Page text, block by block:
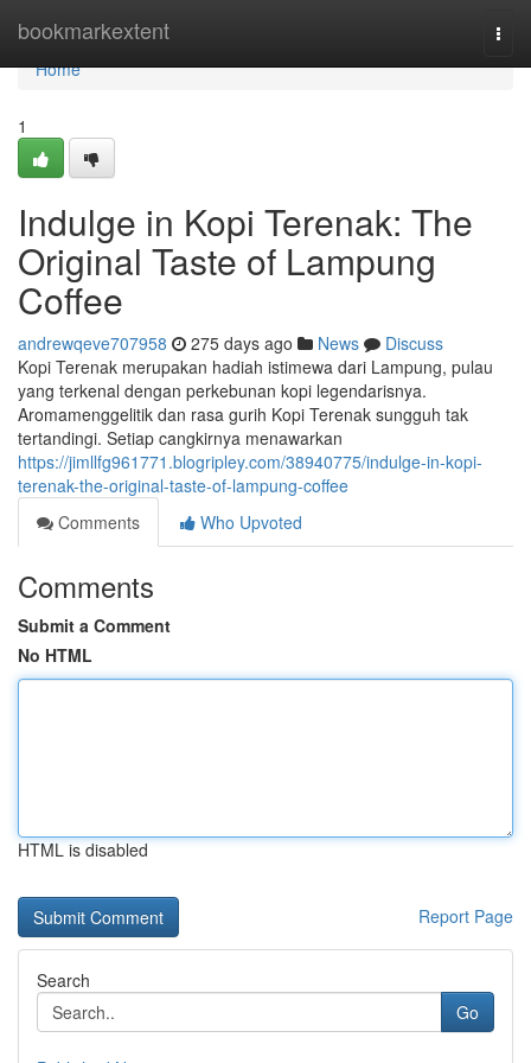
bookmarkextent
Home
Home
1
Indulge in Kopi Terenak: The
Original Taste of Lampung
Coffee
andrewqeve707958 275 days ago News
Discuss
Kopi Terenak merupakan hadiah istimewa dari Lampung, pulau
yang terkenal dengan perkebunan kopi legendarisnya.
Aromamenggelitik dan rasa gurih Kopi Terenak sungguh tak
tertandingi. Setiap cangkirnya menawarkan
https://jimllfg961771.blogripley.com/38940775/indulge-in-kopi-
terenak-the-original-taste-of-lampung-coffee
Comments
Who Upvoted
Comments
Submit a Comment
No HTML
HTML is disabled
Report Page
Search
Go